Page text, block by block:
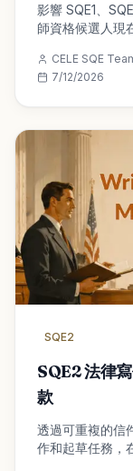
影響 SQE1、
師資格候選人現
CELE SQE
7/12/2026
SQE2
SQE2 法律
款
透過可重複的信
作和起草任務，